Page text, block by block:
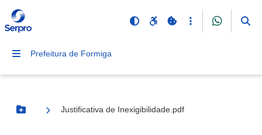
Prefeitura de Formiga
Botão Menu
Justificativa de Inexigibilidade.pdf